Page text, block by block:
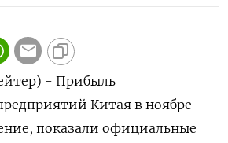
- Прибыль
Китая в ноябре
показали официальные